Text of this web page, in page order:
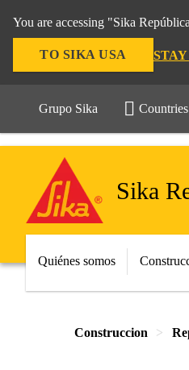
You are accessing "Sika
TO SIKA USA
Grupo Sika Countries
Sika
Quiénes somos
Construccion